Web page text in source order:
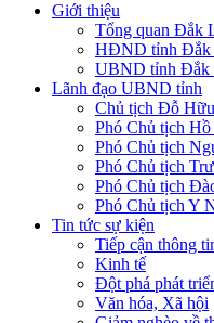
Giới thiệu
Tổng quan Đắk
HĐND tỉnh Đắk
UBND tỉnh Đắk
Lãnh đạo UBND tỉnh
Chủ tịch Đỗ
Phó Chủ tịch
Phó Chủ tịch
Phó Chủ tịch
Phó Chủ tịch
Phó Chủ tịch Y
Tin tức sự kiện
Tiếp cận thông
Kinh tế
Đột phá phát
Văn hóa, Xã hội